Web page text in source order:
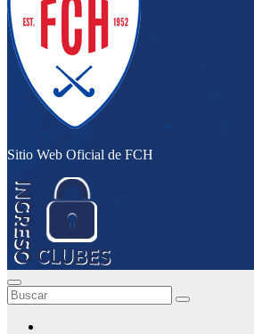
Sitio Web Oficial de FCH